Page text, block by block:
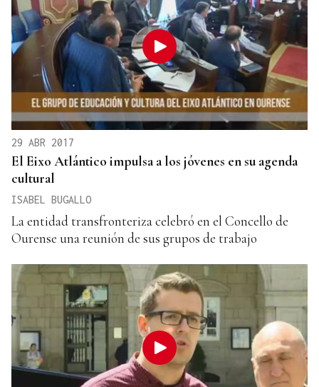
29 ABR 2017
El Eixo Atlántico impulsa a los jóvenes en su agenda
cultural
ISABEL BUGALLO
La entidad transfronteriza celebró en el Concello de
Ourense una reunión de sus grupos de trabajo